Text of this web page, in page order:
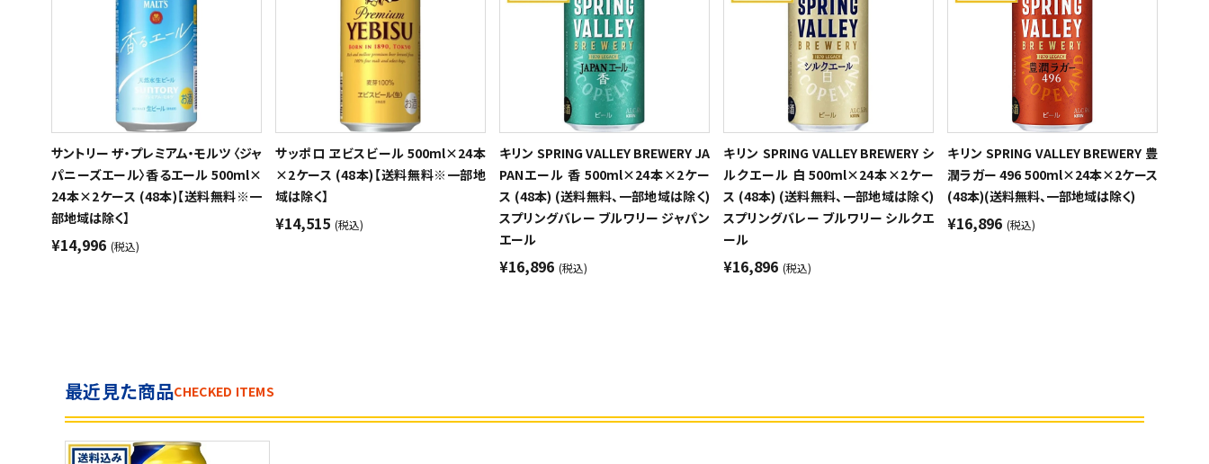
サントリー ザ・プレミアム・モルツ 〈ジャ
パニーズエール〉香るエール 500ml×
24本×2ケース (48本)【送料無料※一
部地域は除く】
¥14,996 (税込)
サッポロ ヱビスビール 500ml×24本
×2ケース (48本)【送料無料※一部地
域は除く】
¥14,515 (税込)
キリン SPRING VALLEY BREWERY JA
PANエール 香 500ml×24本×2ケー
ス (48本) (送料無料、一部地域は除く)
スプリングバレー ブルワリー ジャパン
エール
¥16,896 (税込)
キリン SPRING VALLEY BREWERY シ
ルクエール 白 500ml×24本×2ケー
ス (48本) (送料無料、一部地域は除く)
スプリングバレー ブルワリー シルクエ
ール
¥16,896 (税込)
キリン SPRING VALLEY BREWERY 豊
潤ラガー 496 500ml×24本×2ケース
(48本)(送料無料、一部地域は除く)
¥16,896 (税込)
最近見た商品CHECKED ITEMS